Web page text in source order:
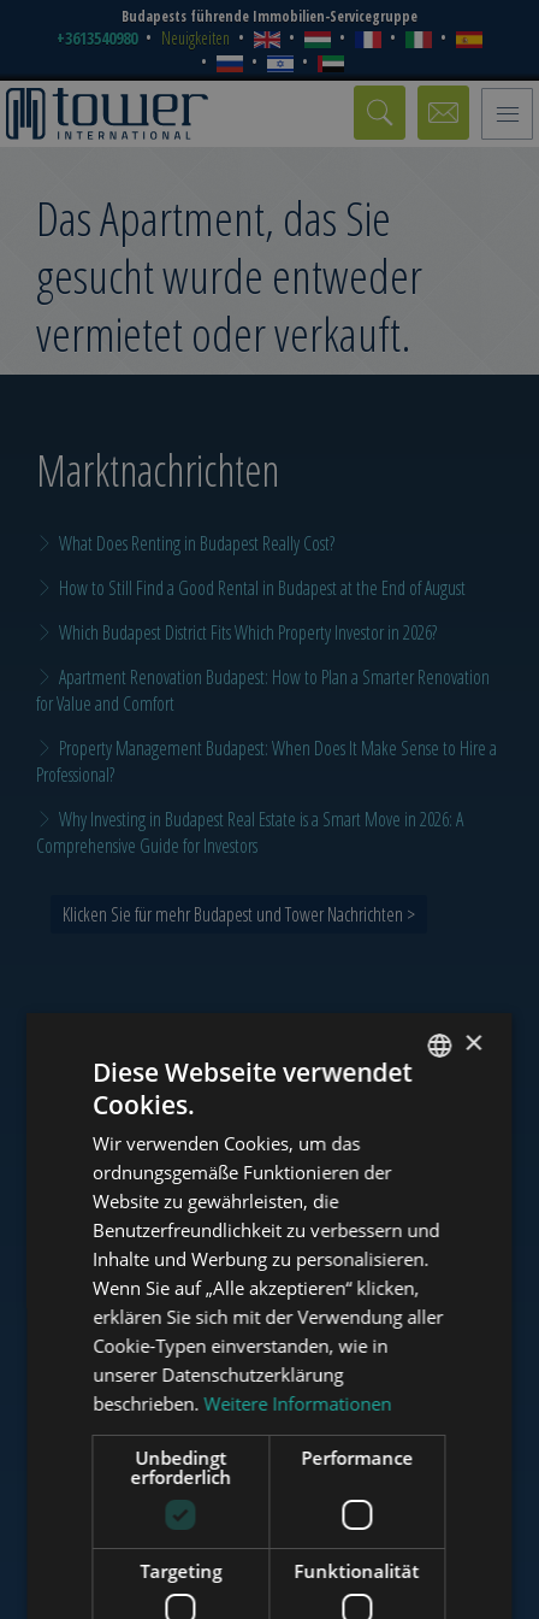
Budapests führende Immobilien-Servicegruppe
+3613540980 Neuigkeiten
Toggle
Das Apartment, das Sie
gesucht wurde entweder
vermietet oder verkauft.
Marktnachrichten
What Does Renting in Budapest Really Cost?
How to Still Find a Good Rental in Budapest at the End of August
Which Budapest District Fits Which Property Investor in 2026?
Apartment Renovation Budapest: How to Plan a Smarter Renovation
for Value and Comfort
Property Management Budapest: When Does It Make Sense to Hire a
Professional?
Why Investing in Budapest Real Estate is a Smart Move in 2026: A
Comprehensive Guide for Investors
Klicken Sie für mehr Budapest und Tower Nachrichten >
Unser Portfolio
www.tower-investments.com
www.towerassistance.com
www.towerconsulting.hu
www.mybudapesthome.com
FRENCH
ITALIAN
SPANISH
RUSSIAN
×
Diese Webseite verwendet
Cookies.
Wir verwenden Cookies, um das
ordnungsgemäße Funktionieren der
Website zu gewährleisten, die
Benutzerfreundlichkeit zu verbessern und
Inhalte und Werbung zu personalisieren.
Wenn Sie auf „Alle akzeptieren“ klicken,
erklären Sie sich mit der Verwendung aller
Cookie-Typen einverstanden, wie in
unserer Datenschutzerklärung
beschrieben. Weitere Informationen
Unbedingt
erforderlich
Performance
Targeting Funktionalität